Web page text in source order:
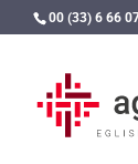
00 (33) 6 66